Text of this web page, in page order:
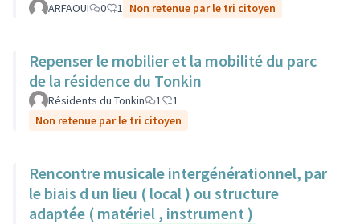
ARFAOUI 0 1 Non retenue par le tri citoyen
Repenser le mobilier et la mobilité du parc
de la résidence du Tonkin
Résidents du Tonkin 1
1
Non retenue par le tri citoyen
Rencontre musicale intergénérationnel, par
le biais d un lieu ( local ) ou structure
adaptée ( matériel , instrument )